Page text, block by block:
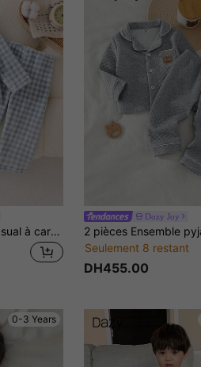
Ensemble pyjama casual à carreaux avec Top à manches longues et pantalon pour tout-petits garçons
Dozy Joy
Seulement 8 restant
DH455.00
0-3 Years